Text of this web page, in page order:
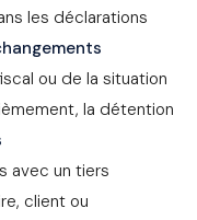
les déclarations
ou de la situation
la détention
avec un tiers
client ou